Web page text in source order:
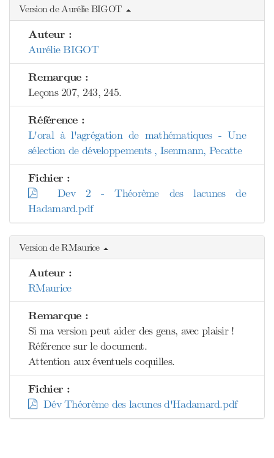
Version de Aurélie BIGOT
Auteur :
Aurélie BIGOT
Remarque :
Leçons 207, 243, 245.
Référence :
L'oral à l'agrégation de mathématiques - Une
sélection de développements , Isenmann, Pecatte
Fichier :
Dev 2 - Théorème des lacunes de
Hadamard.pdf
Version de RMaurice
Auteur :
RMaurice
Remarque :
Si ma version peut aider des gens, avec plaisir !
Référence sur le document.
Attention aux éventuels coquilles.
Fichier :
Dév Théorème des lacunes d'Hadamard.pdf